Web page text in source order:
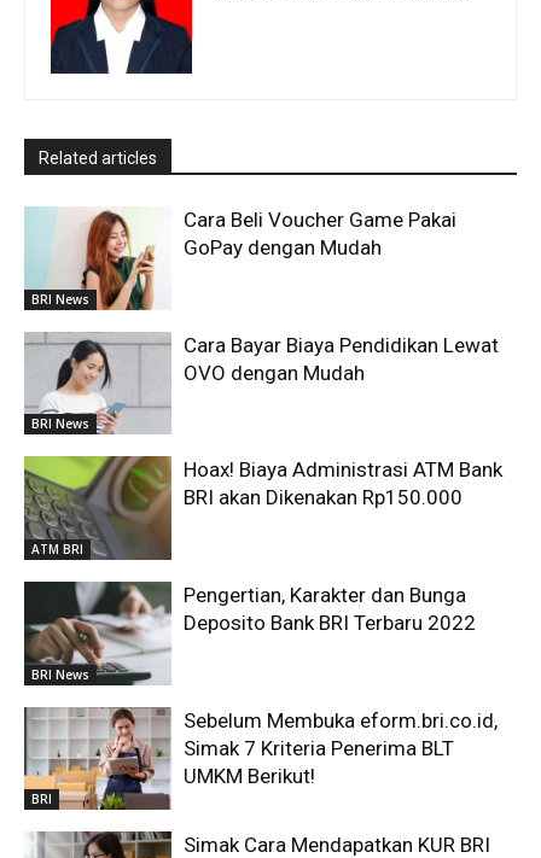
Related articles
BRI News
Cara Beli Voucher Game Pakai
GoPay dengan Mudah
BRI News
Cara Bayar Biaya Pendidikan Lewat
OVO dengan Mudah
ATM BRI
Hoax! Biaya Administrasi ATM Bank
BRI akan Dikenakan Rp150.000
BRI News
Pengertian, Karakter dan Bunga
Deposito Bank BRI Terbaru 2022
BRI
Sebelum Membuka eform.bri.co.id,
Simak 7 Kriteria Penerima BLT
UMKM Berikut!
Simak Cara Mendapatkan KUR BRI